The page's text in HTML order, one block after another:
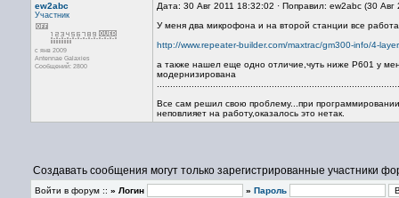
ew2abc
Участник
с янв 2009
Antennae Galaxies
Сообщений: 2800
Дата: 30 Авг 2011 18:32:02 · Поправил: ew2abc (30
У меня два микрофона и на второй станции все
http://www.repeater-builder.com/maxtrac/gm300-info/4-
а также нашел еще одно отличие,чуть ниже Р601 у
модернизирована
Все сам решил свою проблему...при
неповлияет на работу,оказалось это нетак.
Создавать сообщения могут только зарегистрированные участники
Войти в форум :: » Логин » Пароль